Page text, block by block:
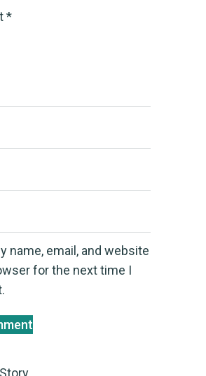
*
name, email, and website
for the next time I